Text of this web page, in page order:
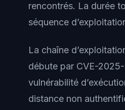
rencontrés. La durée
séquence
La chaîne
débute par CVE-
vulnérabilité
distance non